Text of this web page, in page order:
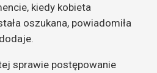
kiedy kobieta
oszukana, powiadomiła
sprawie postępowanie